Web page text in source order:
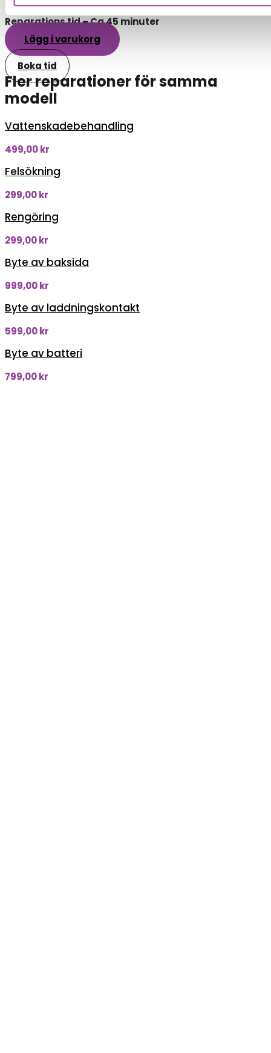
Reparations tid – Ca 45 minuter
Lägg i varukorg
Boka tid
Fler reparationer för samma
modell
Vattenskadebehandling
499,00kr
Felsökning
299,00kr
Rengöring
299,00kr
Byte av baksida
999,00kr
Byte av laddningskontakt
599,00kr
Byte av batteri
799,00kr